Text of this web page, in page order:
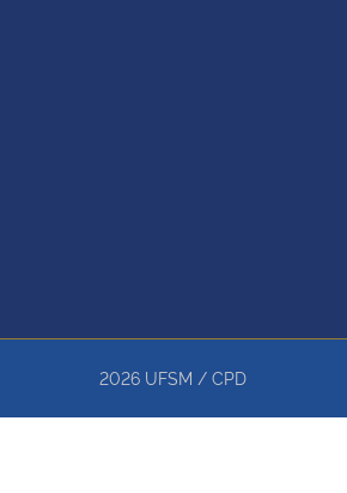
2026 UFSM / CPD